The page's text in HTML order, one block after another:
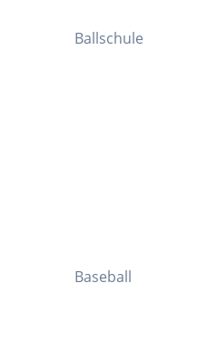
Ballschule
Baseball